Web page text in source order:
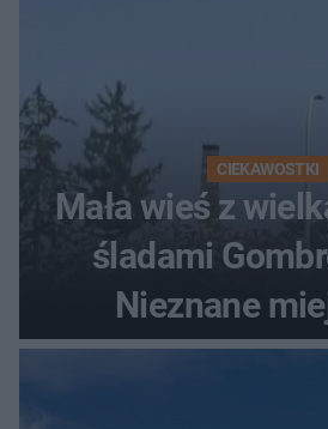
CIEKAWOSTKI
Mała wieś z
śladami
Nieznane